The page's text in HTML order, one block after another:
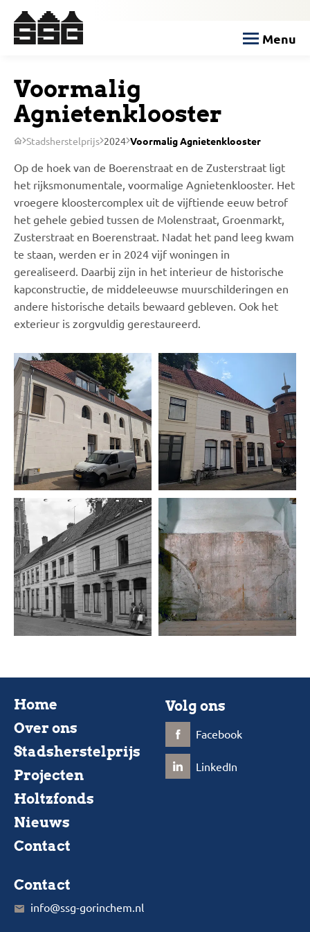
Menu
Voormalig
Agnietenklooster
Stadsherstelprijs 2024 Voormalig Agnietenklooster
Op de hoek van de Boerenstraat en de Zusterstraat ligt
het rijksmonumentale, voormalige Agnietenklooster. Het
vroegere kloostercomplex uit de vijftiende eeuw betrof
het gehele gebied tussen de Molenstraat, Groenmarkt,
Zusterstraat en Boerenstraat. Nadat het pand leeg kwam
te staan, werden er in 2024 vijf woningen in
gerealiseerd. Daarbij zijn in het interieur de historische
kapconstructie, de middeleeuwse muurschilderingen en
andere historische details bewaard gebleven. Ook het
exterieur is zorgvuldig gerestaureerd.
Home
Over ons
Stadsherstelprijs
Projecten
Holtzfonds
Nieuws
Contact
Volg ons
Facebook
LinkedIn
Contact
info@ssg-gorinchem.nl